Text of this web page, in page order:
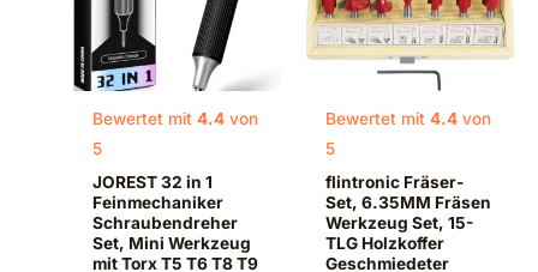
Bewertet mit4.4 von
5
JOREST 32 in 1
Feinmechaniker
Schraubendreher
Set, Mini Werkzeug
mit Torx T5 T6 T8 T9
Bewertet mit 4.4von
5
flintronic Fräser-
Set, 6.35MM Fräsen
Werkzeug Set, 15-
TLG Holzkoffer
Geschmiedeter